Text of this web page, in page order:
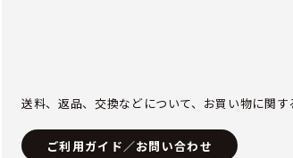
送料、返品、交換などについて、お買い物に関
ご利用ガイド／お問い合わせ